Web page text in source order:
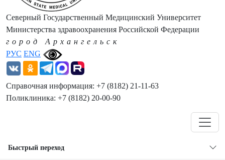
РУС ENG
Северный Государственный Медицинский Университет
Министерства здравоохранения Российской Федерации
город Архангельск
Справочная информация: +7 (8182) 21-11-63
Поликлиника: +7 (8182) 20-00-90
Быстрый переход